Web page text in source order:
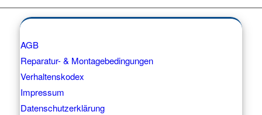
AGB
Reparatur- & Montagebedingungen
Verhaltenskodex
Impressum
Datenschutzerklärung